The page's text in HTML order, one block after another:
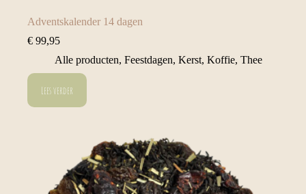
Adventskalender 14 dagen
€ 99,95
Alle producten, Feestdagen, Kerst, Koffie, Thee
Lees verder